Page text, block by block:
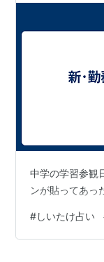
中学の学習参観
ンが貼ってあっ
#しいたけ占い